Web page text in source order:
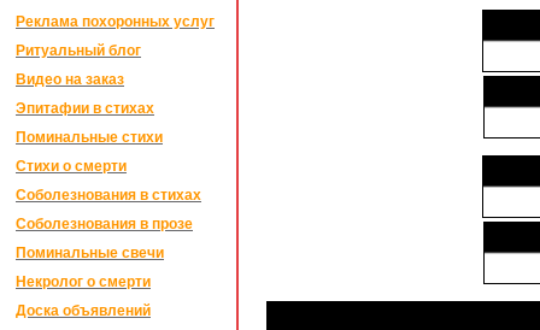
Реклама похоронных услуг
Ритуальный блог
Видео на заказ
Эпитафии в стихах
Поминальные стихи
Стихи о смерти
Соболезнования в стихах
Соболезнования в прозе
Поминальные свечи
Некролог о смерти
Доска объявлений